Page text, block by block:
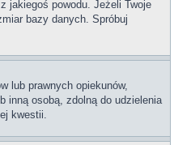
jakiegoś powodu. Jeżeli Twoje
bazy danych. Spróbuj
lub prawnych opiekunów,
inną osobą, zdolną do udzielenia
kwestii.